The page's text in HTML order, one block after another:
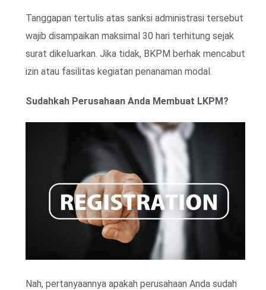
Tanggapan tertulis atas sanksi administrasi tersebut
wajib disampaikan maksimal 30 hari terhitung sejak
surat dikeluarkan. Jika tidak, BKPM berhak mencabut
izin atau fasilitas kegiatan penanaman modal.
Sudahkah Perusahaan Anda Membuat LKPM?
Nah, pertanyaannya apakah perusahaan Anda sudah